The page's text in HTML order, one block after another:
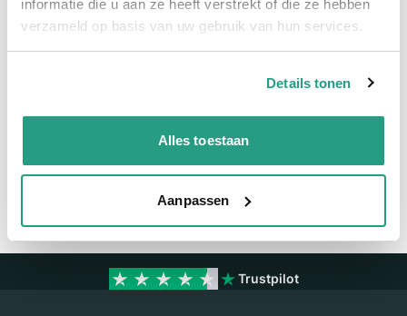
informatie die u aan ze heeft verstrekt of die ze hebben
verzameld op basis van uw gebruik van hun services.
Details tonen
Alles toestaan
Aanpassen
Maatvoering koppeling 1/2" x 10mm
Trustpilot